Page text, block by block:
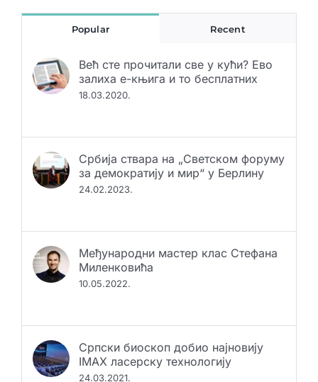
Већ сте прочитали све у кући? Ево
залиха е-књига и то бесплатних
Србија ствара на „Светском форуму
за демократију и мир“ у Берлину
Међународни мастер клас Стефана
Миленковића
Српски биоскоп добио најновију
IMAX ласерску технологију